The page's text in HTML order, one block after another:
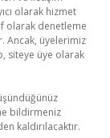
olarak hizmet
olarak denetleme
Ancak, üyelerimiz
siteye üye olarak
bildirmeniz
kaldırılacaktır.